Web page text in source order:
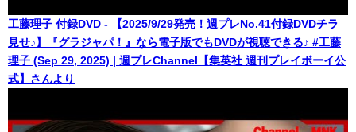
工藤理子 付録DVD - 【2025/9/29発売！週プレNo.41付録DVDチラ
見せ♪】『グラジャパ！』なら電子版でもDVDが視聴できる♪ #工藤
理子 (Sep 29, 2025) | 週プレChannel【集英社 週刊プレイボーイ公
式】さんより